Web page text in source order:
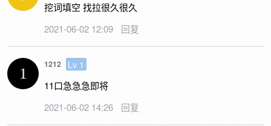
挖词填空 找拉很久很久
2021-06-02 12:09
回复
1212
Lv 1
11口急急急即将
2021-06-02 14:26
回复